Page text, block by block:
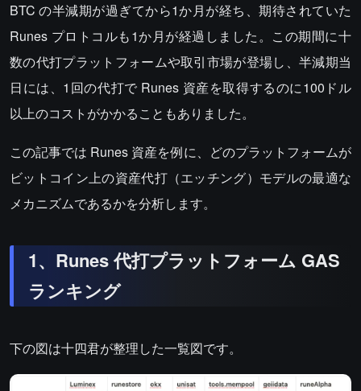
BTC の半減期が過ぎてから1か月が経ち、期待されていた
Runes プロトコルも1か月が経過しました。この期間に十
数の代打プラットフォームや取引市場が登場し、半減期当
日には、1回の代打で Runes 資産を取得するのに100ドル
以上のコストがかかることもありました。
この記事では Runes 資産を例に、どのプラットフォームが
ビットコイン上の資産代打（エッチング）モデルの最適な
メカニズムであるかを分析します。
1、Runes 代打プラットフォーム GAS
ランキング
下の図は十四君が整理した一覧図です。